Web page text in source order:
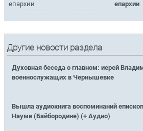
епархии
епархии
Другие новости раздела
Духовная беседа о главном: иерей
военнослужащих в Чернышевке
Вышла аудиокнига воспоминаний
Науме (Байбородине) (+ Аудио)